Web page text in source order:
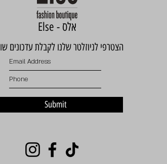
Else - אלס
הצטרפי לניוזלטר שלנו לקבלת עדכונים
Submit